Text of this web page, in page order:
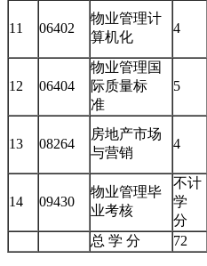
11 06402
物业管理计
算机化
4
12 06404
物业管理国
际质量标
准
5
13 08264
房地产市场
与营销
4
14 09430
物业管理毕
业考核
不计
学
分
总 学 分
72